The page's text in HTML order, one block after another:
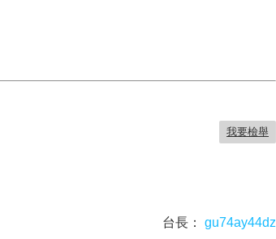
我要檢舉
台長： gu74ay44dz